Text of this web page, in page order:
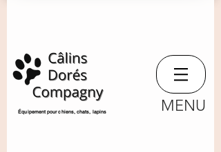
​Équipement pour chiens, chats, lapins MENU